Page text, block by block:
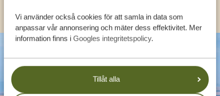
Vi använder också cookies för att samla in data som
anpassar vår annonsering och mäter dess effektivitet. Mer
information finns i Googles integritetspolicy.
Tillåt alla